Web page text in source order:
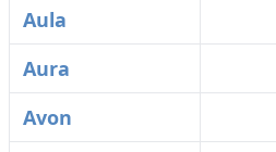
Aula
Aura
Avon